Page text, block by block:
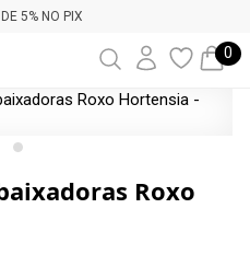
5% NO PIX
0
Roxo